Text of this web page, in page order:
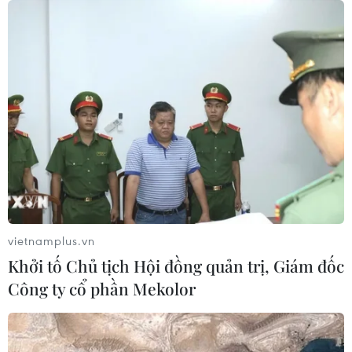
Liban và Israel nối lại đàm phán trực
tiếp về giải giáp Hezbollah
04/08/2026 14:56
Israel và Hội đồng Hòa bình thảo
luận giải giáp vũ khí tại Gaza
04/08/2026 05:06
Iran đề xuất thành lập liên minh an
ninh giữa các nước Hồi giáo trong
vietnamplus.vn
Khởi tố Chủ tịch Hội đồng quản trị, Giám đốc
Công ty cổ phần Mekolor